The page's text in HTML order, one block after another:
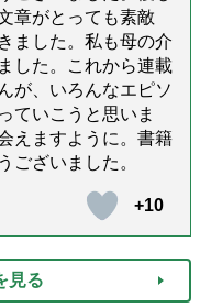
章がとっても素敵
ました。私も母の介
した。これから連載
が、いろんなエピソ
ていこうと思いま
えますように。書籍
ございました。
+10
見る